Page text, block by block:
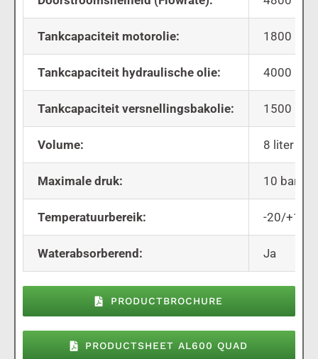
Tankcapaciteit motorolie: 1800 liter
Tankcapaciteit hydraulische olie: 4000 liter
Tankcapaciteit versnellingsbakolie: 1500 liter
Volume: 8 liter
Maximale druk: 10 bar
Temperatuurbereik: -20/+120
Waterabsorberend: Ja
PRODUCTBROCHURE
PRODUCTSHEET AL600 QUAD